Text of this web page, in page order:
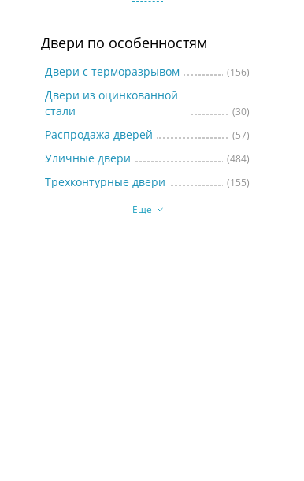
Двери по особенностям
Двери с терморазрывом (156)
Двери из оцинкованной
стали
(30)
Распродажа дверей (57)
Уличные двери (484)
Трехконтурные двери
(155)
Еще